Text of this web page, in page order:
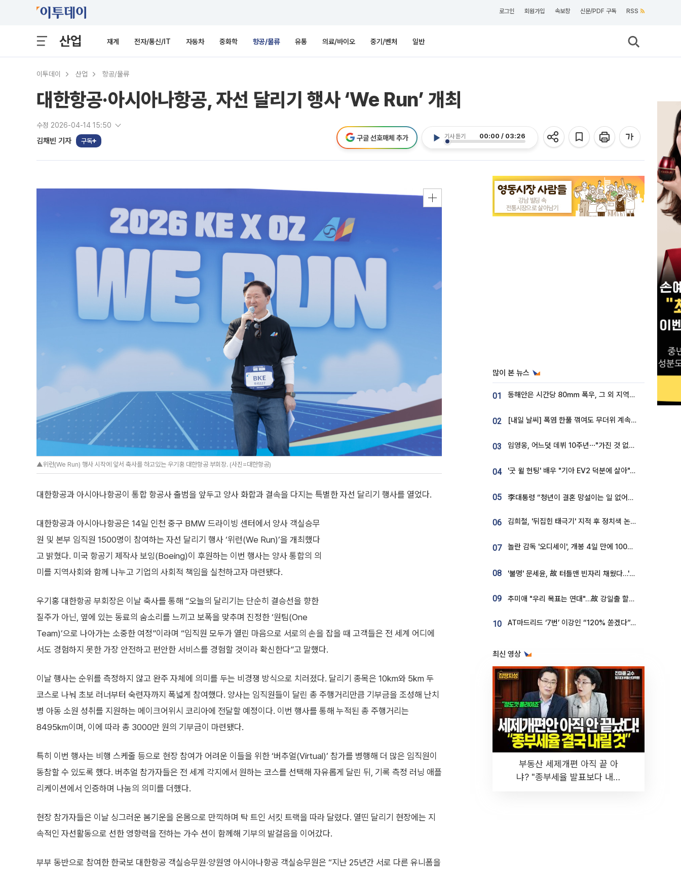
로그인 회원가입 속보창 신문/PDF 구독 RSS
산업 재계 전자/통신/IT 자동차 중화학 항공/물류 유통 의료/바이오 중기/벤처 일반
이투데이 산업 항공/물류
대한항공·아시아나항공, 자선 달리기 행사 ‘We Run’ 개최
수정 2026-04-14 15:50
김채빈 기자 구독
기사 듣기 00:00 / 03:26
구글 선호매체 추가
▲위런(We Run) 행사 시작에 앞서 축사를 하고있는 우기홍 대한항공 부회장. (사진=대한항공)
대한항공과 아시아나항공이 통합 항공사 출범을 앞두고 양사 화합과 결속을 다지는 특별한 자선 달리기 행사를 열었다.
대한항공과 아시아나항공은 14일 인천 중구 BMW 드라이빙 센터에서 양사 객실승무
원 및 본부 임직원 1500명이 참여하는 자선 달리기 행사 ‘위런(We Run)’을 개최했다
고 밝혔다. 미국 항공기 제작사 보잉(Boeing)이 후원하는 이번 행사는 양사 통합의 의
미를 지역사회와 함께 나누고 기업의 사회적 책임을 실천하고자 마련됐다.
우기홍 대한항공 부회장은 이날 축사를 통해 “오늘의 달리기는 단순히 결승선을 향한
질주가 아닌, 옆에 있는 동료의 숨소리를 느끼고 보폭을 맞추며 진정한 ‘원팀(One
Team)’으로 나아가는 소중한 여정”이라며 “임직원 모두가 열린 마음으로 서로의 손을 잡을 때 고객들은 전 세계 어디에
서도 경험하지 못한 가장 안전하고 편안한 서비스를 경험할 것이라 확신한다”고 말했다.
이날 행사는 순위를 측정하지 않고 완주 자체에 의미를 두는 비경쟁 방식으로 치러졌다. 달리기 종목은 10km와 5km 두
코스로 나눠 초보 러너부터 숙련자까지 폭넓게 참여했다. 양사는 임직원들이 달린 총 주행거리만큼 기부금을 조성해 난치
병 아동 소원 성취를 지원하는 메이크어위시 코리아에 전달할 예정이다. 이번 행사를 통해 누적된 총 주행거리는
8495km이며, 이에 따라 총 3000만 원의 기부금이 마련됐다.
특히 이번 행사는 비행 스케줄 등으로 현장 참여가 어려운 이들을 위한 ‘버추얼(Virtual)’ 참가를 병행해 더 많은 임직원이
동참할 수 있도록 했다. 버추얼 참가자들은 전 세계 각지에서 원하는 코스를 선택해 자유롭게 달린 뒤, 기록 측정 러닝 애플
리케이션에서 인증하며 나눔의 의미를 더했다.
현장 참가자들은 이날 싱그러운 봄기운을 온몸으로 만끽하며 탁 트인 서킷 트랙을 따라 달렸다. 열띤 달리기 현장에는 지
속적인 자선활동으로 선한 영향력을 전하는 가수 션이 함께해 기부의 발걸음을 이어갔다.
부부 동반으로 참여한 한국보 대한항공 객실승무원·양원영 아시아나항공 객실승무원은 “지난 25년간 서로 다른 유니폼을
많이 본 뉴스
01 동해안은 시간당 80㎜ 폭우, 그 외 지역은 폭염…‘극과 극 날씨’
02 [내일 날씨] 폭염 한풀 꺾여도 무더위 계속⋯동해안 이틀 연속 비
03 임영웅, 어느덧 데뷔 10주년⋯"가진 것 없던 시절, 내 앞엔 20명의 팬뿐"
04 '굿 윌 헌팅' 배우 "기아 EV2 덕분에 살아"…교통사고 후 안전성 극찬
05 李대통령 “청년이 결혼 망설이는 일 없어야...제도상 불이익 조사”
06 김희철, '뒤집힌 태극기' 지적 후 정치색 논란…"좌우 떠나 우리나라 국기"
07 놀란 감독 '오디세이', 개봉 4일 만에 100만 돌파⋯'왕사남' 보다 빠르다
08 '불명' 문세윤, 故 터틀맨 빈자리 채웠다…'거북이' 눈물의 최종 우승
09 추미애 "우리 목표는 연대"…故 강일출 할머니 흉상 제막
10 AT마드리드 ‘7번’ 이강인 “120% 쏟겠다”⋯시메오네 감독 “필요한 선수”
최신 영상
부동산 세제개편 아직 끝 아
냐? "종부세율 발표보다 내릴